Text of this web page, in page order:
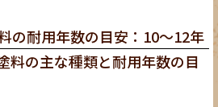
の耐用年数の目安：10～12年
料の主な種類と耐用年数の目